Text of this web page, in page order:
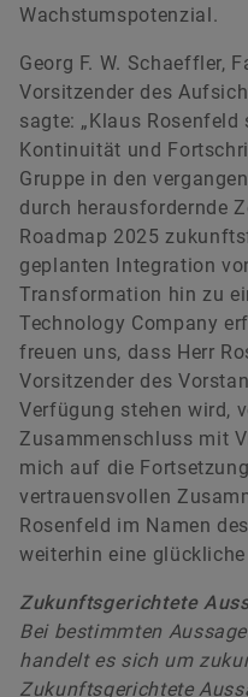
Johann
Senior Manager
Schaeffler AG
Herzogenaurach
+49 9132 82 4440
ir@schaeffler.com
Wachstumspotenzial.
Georg F. W. Schaeffler,
Vorsitzender des
sagte: „Klaus
Kontinuität und
Gruppe in den
durch herausfordernde
Roadmap 2025
geplanten Integration
Transformation hin zu
Technology Company
freuen uns, dass Herr
Vorsitzender des
Verfügung stehen wird,
Zusammenschluss mit
mich auf die
vertrauensvollen
Rosenfeld im Namen
weiterhin eine glückliche
Zukunftsgerichtete
Bei bestimmten
handelt es sich um
Zukunftsgerichtete